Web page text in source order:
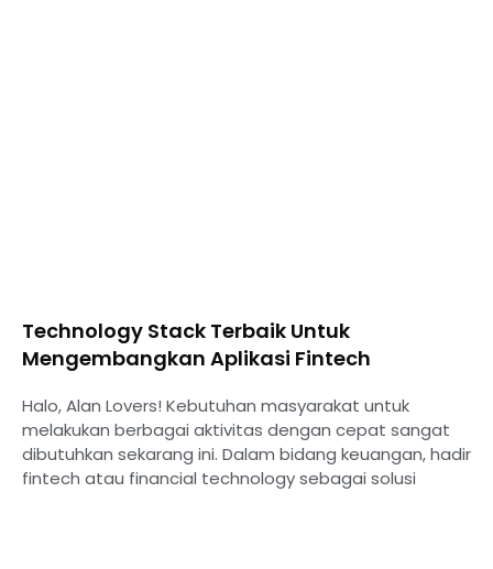
Technology Stack Terbaik Untuk
Mengembangkan Aplikasi Fintech
Halo, Alan Lovers! Kebutuhan masyarakat untuk
melakukan berbagai aktivitas dengan cepat sangat
dibutuhkan sekarang ini. Dalam bidang keuangan, hadir
fintech atau financial technology sebagai solusi